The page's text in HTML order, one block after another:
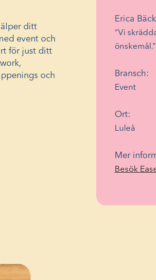
ditt
event och
för just ditt
och
Erica
“Vi
önskemål.”
Bransch:
Event
Ort:
Luleå
Mer
Besök